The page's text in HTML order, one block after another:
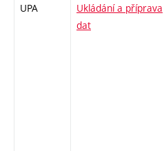
UPA
Ukládání a příprava
dat